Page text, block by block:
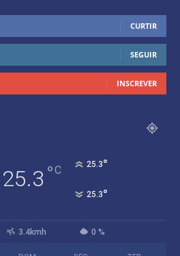
CURTIR
SEGUIR
INSCREVER
25.3 °C 25.3°
25.3°
3.4kmh 0 %